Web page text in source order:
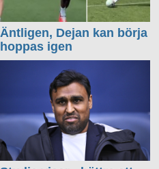
Äntligen, Dejan kan börja
hoppas igen